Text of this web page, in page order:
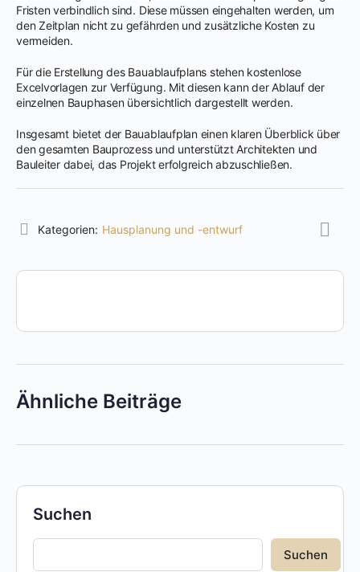
Fristen verbindlich sind. Diese müssen eingehalten werden, um
den Zeitplan nicht zu gefährden und zusätzliche Kosten zu
vermeiden.
Für die Erstellung des Bauablaufplans stehen kostenlose
Excelvorlagen zur Verfügung. Mit diesen kann der Ablauf der
einzelnen Bauphasen übersichtlich dargestellt werden.
Insgesamt bietet der Bauablaufplan einen klaren Überblick über
den gesamten Bauprozess und unterstützt Architekten und
Bauleiter dabei, das Projekt erfolgreich abzuschließen.
Kategorien: Hausplanung und -entwurf
Ähnliche Beiträge
Suchen
Suchen